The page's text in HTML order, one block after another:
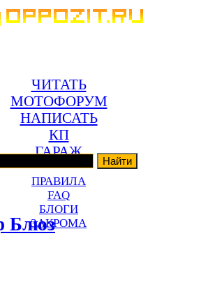
ЧИТАТЬ
МОТОФОРУМ
НАПИСАТЬ
КП
ГАРАЖ
ПРАВИЛА
FAQ
БЛОГИ
ЗАКРОМА
Блюз